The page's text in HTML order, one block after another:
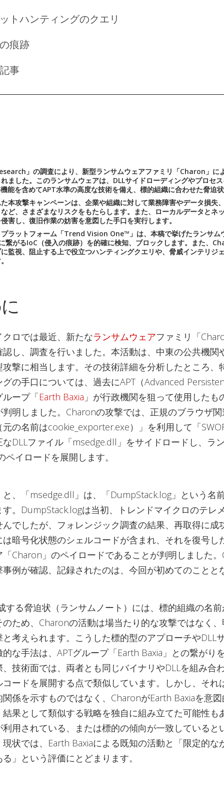
トハンティングのクエリ
痕跡
事
」の調査により、新型ランサムウェアファミリ「Charon」に
ました。このランサムウェアは、DLLサイドローディングやプロセ
能を含めてAPT水準の高度な技術を備え、標的組織に合わせた脅迫
本攻撃キャンペーンは、企業や組織に対して業務障害やデータ損失
ど、さまざまなリスクをもたらします。また、ローカルデータとネ
害し、復旧作業の妨害を意図した手口を実行します。
ラットフォーム「Trend Vision One™」は、本稿で挙げたランサム
繋がるIoC（侵入の痕跡）を的確に検知、ブロックします。また、
監視、阻止する上で役立つハンティングクエリや、脅威インテリジ
ロでは最近、新たなランサムウェアファミリ「
し、調査を行いました。本活動は、中東の公共機関
撃に相当します。その技術詳細を分析したところ、
の手口については、過去にAPT（Advanced
ープ「Earth Baxia 」が行政機関を狙って使用したも
明しました。Charonの攻撃では、正規のブラウザ
元の名前はcookie_exporter.exe）」を利用して「
DLLファイル「msedge.dll」をサイドロードし、ラ
ペイロードを展開します。
、「msedge.dll」は、「DumpStack.log」という名
。DumpStack.logは当初、トレンドマイクロのテレ
でしたが、フォレンジック調査の結果、再取得に成
暗号化状態のシェルコードが含まれ、それを復号し
Charon」のペイロードであることが判明しました
例が確認、記録されたのは、今回が初めてのことと
する脅迫状（ランサムノート）には、標的組織の名
ため、Charonの活動は場当たり的な攻撃ではなく
考えられます。こうした標的型のアプローチやDLL
な手法は、APTグループ「Earth Baxia」との繋がり
技術面では、両者とも同じバイナリやDLLを組み合
ードを展開する点で類似しています。しかし、それ
係を示すものではなく、CharonがEarth Baxiaを意
果として類似する戦略を独自に組み立てた可能性も
用されている、または標的の傾向が一致していると
状では、Earth Baxiaによる既知の活動と「限定的な
」という評価にとどまります。